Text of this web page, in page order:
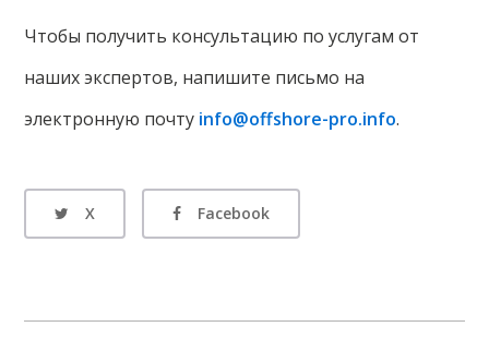
Чтобы получить консультацию по услугам от
наших экспертов, напишите письмо на
электронную почту info@offshore-pro.info.
X Facebook